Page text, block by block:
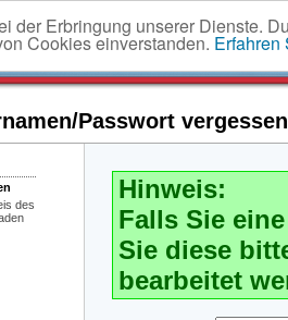
der Erbringung unserer Dienste.
Cookies einverstanden. Erfahren
Passwort
des
Hinweis:
Falls Sie
Sie diese
bearbeitet